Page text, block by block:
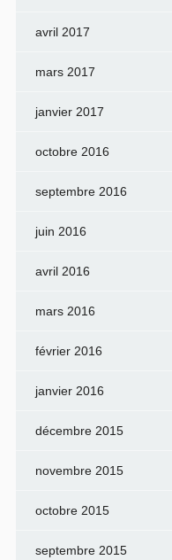
avril 2017
mars 2017
janvier 2017
octobre 2016
septembre 2016
juin 2016
avril 2016
mars 2016
février 2016
janvier 2016
décembre 2015
novembre 2015
octobre 2015
septembre 2015